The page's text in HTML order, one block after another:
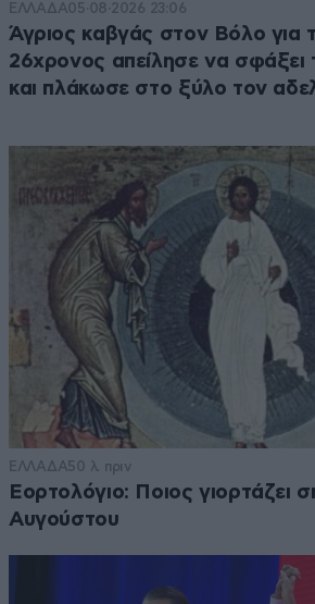
ΕΛΛΑΔΑ05·08·2026 23:06
Άγριος καβγάς στον Βόλο για
26χρονος απείλησε να σφάξει
και πλάκωσε στο ξύλο τον
ΕΛΛΑΔΑ50 λ. πριν
Εορτολόγιο: Ποιος γιορτάζει
Αυγούστου